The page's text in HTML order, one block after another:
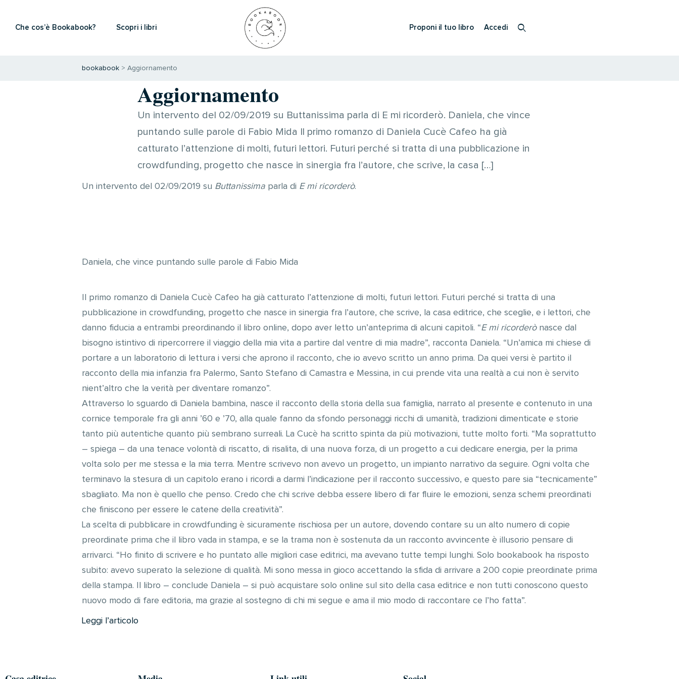
Che cos’è Bookabook? Scopri i libri Proponi il tuo libro Accedi
bookabook > Aggiornamento
Aggiornamento
Un intervento del 02/09/2019 su Buttanissima parla di E mi ricorderò. Daniela, che vince
puntando sulle parole di Fabio Mida Il primo romanzo di Daniela Cucè Cafeo ha già
catturato l’attenzione di molti, futuri lettori. Futuri perché si tratta di una pubblicazione in
crowdfunding, progetto che nasce in sinergia fra l’autore, che scrive, la casa […]
Un intervento del 02/09/2019 su Buttanissima parla di E mi ricorderò.
Daniela, che vince puntando sulle parole di Fabio Mida
Il primo romanzo di Daniela Cucè Cafeo ha già catturato l’attenzione di molti, futuri lettori. Futuri perché si tratta di una
pubblicazione in crowdfunding, progetto che nasce in sinergia fra l’autore, che scrive, la casa editrice, che sceglie, e i lettori, che
danno fiducia a entrambi preordinando il libro online, dopo aver letto un’anteprima di alcuni capitoli. “E mi ricorderònasce dal
bisogno istintivo di ripercorrere il viaggio della mia vita a partire dal ventre di mia madre”, racconta Daniela. “Un’amica mi chiese di
portare a un laboratorio di lettura i versi che aprono il racconto, che io avevo scritto un anno prima. Da quei versi è partito il
racconto della mia infanzia fra Palermo, Santo Stefano di Camastra e Messina, in cui prende vita una realtà a cui non è servito
nient’altro che la verità per diventare romanzo”.
Attraverso lo sguardo di Daniela bambina, nasce il racconto della storia della sua famiglia, narrato al presente e contenuto in una
cornice temporale fra gli anni ’60 e ’70, alla quale fanno da sfondo personaggi ricchi di umanità, tradizioni dimenticate e storie
tanto più autentiche quanto più sembrano surreali. La Cucè ha scritto spinta da più motivazioni, tutte molto forti. “Ma soprattutto
– spiega – da una tenace volontà di riscatto, di risalita, di una nuova forza, di un progetto a cui dedicare energia, per la prima
volta solo per me stessa e la mia terra. Mentre scrivevo non avevo un progetto, un impianto narrativo da seguire. Ogni volta che
terminavo la stesura di un capitolo erano i ricordi a darmi l’indicazione per il racconto successivo, e questo pare sia “tecnicamente”
sbagliato. Ma non è quello che penso. Credo che chi scrive debba essere libero di far fluire le emozioni, senza schemi preordinati
che finiscono per essere le catene della creatività”.
La scelta di pubblicare in crowdfunding è sicuramente rischiosa per un autore, dovendo contare su un alto numero di copie
preordinate prima che il libro vada in stampa, e se la trama non è sostenuta da un racconto avvincente è illusorio pensare di
arrivarci. “Ho finito di scrivere e ho puntato alle migliori case editrici, ma avevano tutte tempi lunghi. Solo bookabook ha risposto
subito: avevo superato la selezione di qualità. Mi sono messa in gioco accettando la sfida di arrivare a 200 copie preordinate prima
della stampa. Il libro – conclude Daniela – si può acquistare solo online sul sito della casa editrice e non tutti conoscono questo
nuovo modo di fare editoria, ma grazie al sostegno di chi mi segue e ama il mio modo di raccontare ce l’ho fatta”.
Leggi l’articolo